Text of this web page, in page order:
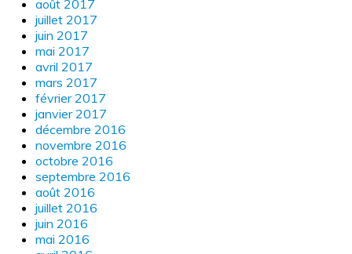
août 2017
juillet 2017
juin 2017
mai 2017
avril 2017
mars 2017
février 2017
janvier 2017
décembre 2016
novembre 2016
octobre 2016
septembre 2016
août 2016
juillet 2016
juin 2016
mai 2016